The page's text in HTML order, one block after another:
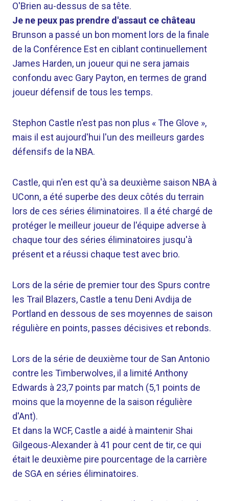
O'Brien au-dessus de sa tête.
Je ne peux pas prendre d'assaut ce château
Brunson a passé un bon moment lors de la finale
de la Conférence Est en ciblant continuellement
James Harden, un joueur qui ne sera jamais
confondu avec Gary Payton, en termes de grand
joueur défensif de tous les temps.
Stephon Castle n'est pas non plus « The Glove »,
mais il est aujourd'hui l'un des meilleurs gardes
défensifs de la NBA.
Castle, qui n'en est qu'à sa deuxième saison NBA à
UConn, a été superbe des deux côtés du terrain
lors de ces séries éliminatoires. Il a été chargé de
protéger le meilleur joueur de l'équipe adverse à
chaque tour des séries éliminatoires jusqu'à
présent et a réussi chaque test avec brio.
Lors de la série de premier tour des Spurs contre
les Trail Blazers, Castle a tenu Deni Avdija de
Portland en dessous de ses moyennes de saison
régulière en points, passes décisives et rebonds.
Lors de la série de deuxième tour de San Antonio
contre les Timberwolves, il a limité Anthony
Edwards à 23,7 points par match (5,1 points de
moins que la moyenne de la saison régulière
d'Ant).
Et dans la WCF, Castle a aidé à maintenir Shai
Gilgeous-Alexander à 41 pour cent de tir, ce qui
était le deuxième pire pourcentage de la carrière
de SGA en séries éliminatoires.